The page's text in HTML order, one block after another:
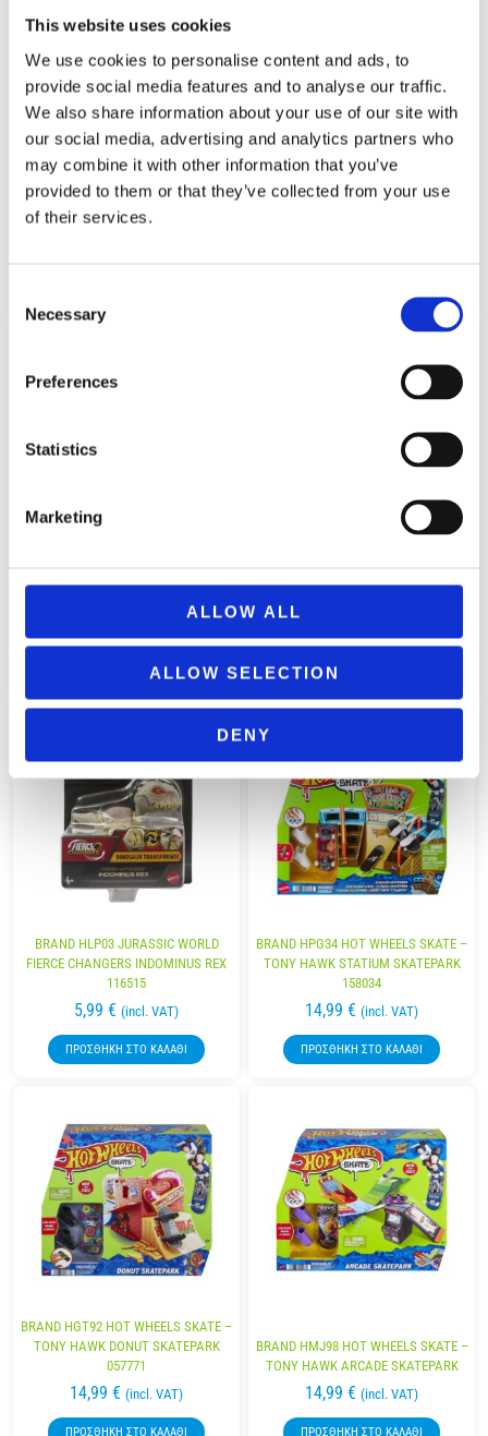
This website uses cookies
We use cookies to personalise content and ads, to
provide social media features and to analyse our traffic.
We also share information about your use of our site with
our social media, advertising and analytics partners who
may combine it with other information that you’ve
provided to them or that they’ve collected from your use
of their services.
Selection
Necessary
Preferences
Statistics
Marketing
ALLOW ALL
ALLOW SELECTION
DENY
BRAND JCV64 WWW MAIN EVENT
SERIES TOP PICKS THE ROCK 276905
BRAND HLP02 JURASSIC WORLD
FIERCE CHANGERS TYRANNOSAURUS
FIERCE CHANGER VELOCIRAPTOR
ΠΡΟΣΘΉΚΗ ΣΤΟ ΚΑΛΆΘΙ
FIERCE CHANGER DILOPHOSAURUS
ΠΡΟΣΘΉΚΗ ΣΤΟ ΚΑΛΆΘΙ
BRAND HLP03 JURASSIC WORLD
FIERCE CHANGERS INDOMINUS REX
116515
5,99 € (incl. VAT)
ΠΡΟΣΘΉΚΗ ΣΤΟ ΚΑΛΆΘΙ
BRAND HPG34 HOT WHEELS SKATE –
TONY HAWK STATIUM SKATEPARK
158034
14,99 € (incl. VAT)
ΠΡΟΣΘΉΚΗ ΣΤΟ ΚΑΛΆΘΙ
BRAND HGT92 HOT WHEELS SKATE –
TONY HAWK DONUT SKATEPARK
057771
14,99 € (incl. VAT)
ΠΡΟΣΘΉΚΗ ΣΤΟ ΚΑΛΆΘΙ
BRAND HMJ98 HOT WHEELS SKATE –
TONY HAWK ARCADE SKATEPARK
14,99 € (incl. VAT)
ΠΡΟΣΘΉΚΗ ΣΤΟ ΚΑΛΆΘΙ